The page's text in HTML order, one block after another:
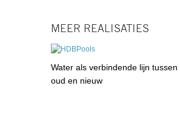
MEER REALISATIES
Water als verbindende lijn tussen
oud en nieuw